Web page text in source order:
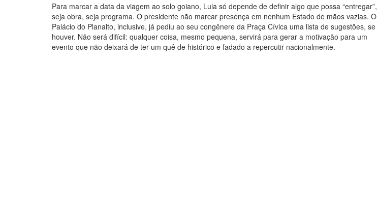
Para marcar a data da viagem ao solo goiano, Lula só depende de definir algo que possa “entregar”,
seja obra, seja programa. O presidente não marcar presença em nenhum Estado de mãos vazias. O
Palácio do Planalto, inclusive, já pediu ao seu congênere da Praça Cívica uma lista de sugestões, se
houver. Não será difícil: qualquer coisa, mesmo pequena, servirá para gerar a motivação para um
evento que não deixará de ter um quê de histórico e fadado a repercutir nacionalmente.